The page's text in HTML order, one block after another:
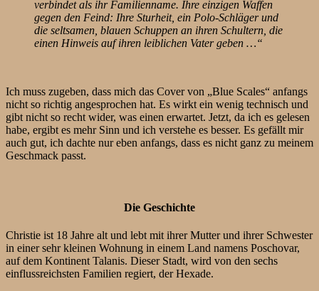
verbindet als ihr Familienname. Ihre einzigen Waffen
gegen den Feind: Ihre Sturheit, ein Polo-Schläger und
die seltsamen, blauen Schuppen an ihren Schultern, die
einen Hinweis auf ihren leiblichen Vater geben …“
Ich muss zugeben, dass mich das Cover von „Blue Scales“ anfangs
nicht so richtig angesprochen hat. Es wirkt ein wenig technisch und
gibt nicht so recht wider, was einen erwartet. Jetzt, da ich es gelesen
habe, ergibt es mehr Sinn und ich verstehe es besser. Es gefällt mir
auch gut, ich dachte nur eben anfangs, dass es nicht ganz zu meinem
Geschmack passt.
Die Geschichte
Christie ist 18 Jahre alt und lebt mit ihrer Mutter und ihrer Schwester
in einer sehr kleinen Wohnung in einem Land namens Poschovar,
auf dem Kontinent Talanis. Dieser Stadt, wird von den sechs
einflussreichsten Familien regiert, der Hexade.